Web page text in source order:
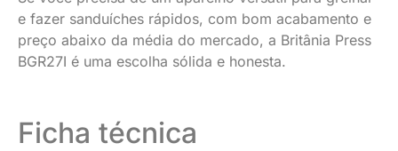
e fazer sanduíches rápidos, com bom acabamento e
preço abaixo da média do mercado, a Britânia Press
BGR27I é uma escolha sólida e honesta.
Ficha técnica